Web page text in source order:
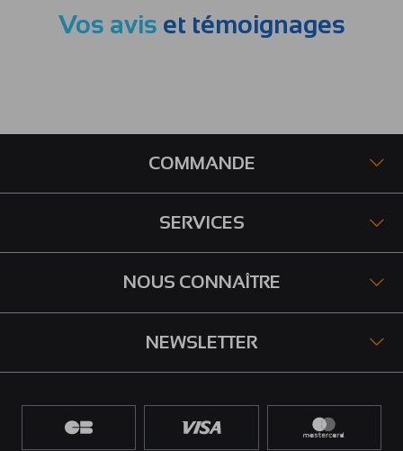
Vos avis et témoignages
COMMANDE
SERVICES
NOUS CONNAÎTRE
NEWSLETTER